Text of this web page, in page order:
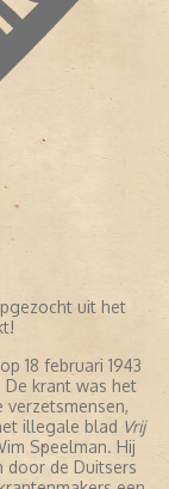
uit het
18 februari 1943
De krant was het
illegale blad Vrij
Speelman. Hij
door de Duitsers